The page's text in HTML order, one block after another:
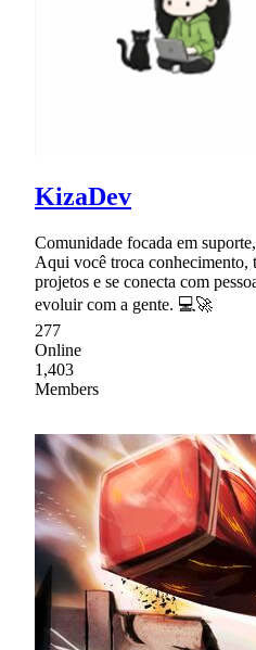
KizaDev
Comunidade focada em
Aqui você troca conhecimento,
projetos e se conecta com
evoluir com a gente. 💻🚀
277
Online
1,403
Members